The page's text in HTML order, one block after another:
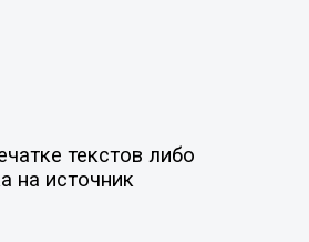
текстов либо
на источник